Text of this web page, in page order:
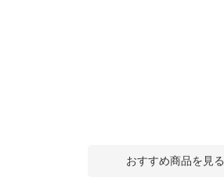
おすすめ商品を見る